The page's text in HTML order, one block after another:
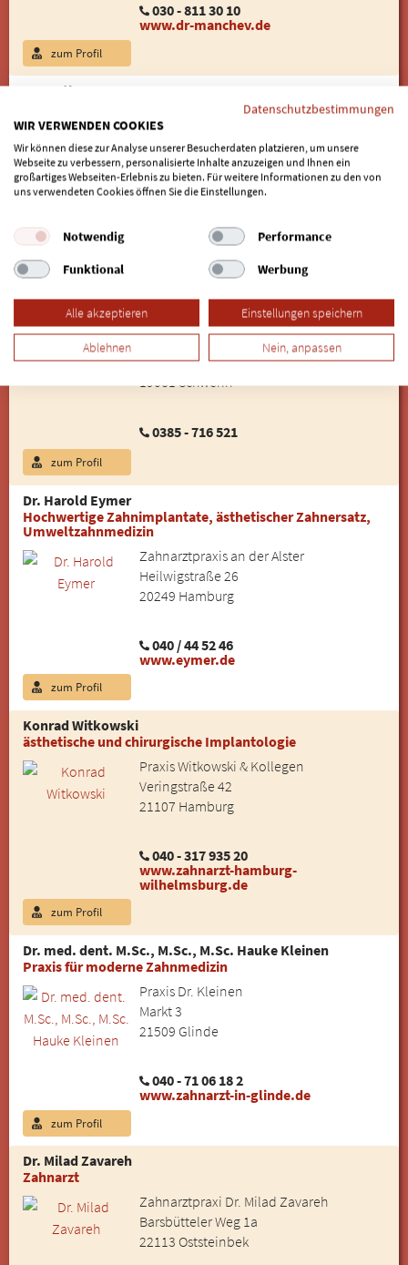
030 - 811 30 10
www.dr-manchev.de
zum Profil
Kenneth Krug
Professionelle Implantologie, CMD-Therapie
Zahnarztpraxis Kenneth Krug
Dorothea-Schneider-Str. 14
14480 Potsdam
www.zahnarzt-potsdam-drewitz.de
zum Profil Online-Termin
Björn Wallstabe
Mund-Kiefer-Gesichtschirurg
SweriMed Praxis für MKG-Chirurgie
Friedrich-Engels-Straße 2a
19061 Schwerin
0385 - 716 521
zum Profil
Dr. Harold Eymer
Hochwertige Zahnimplantate, ästhetischer Zahnersatz,
Umweltzahnmedizin
Zahnarztpraxis an der Alster
Heilwigstraße 26
20249 Hamburg
040 / 44 52 46
www.eymer.de
zum Profil
Konrad Witkowski
ästhetische und chirurgische Implantologie
Praxis Witkowski & Kollegen
Veringstraße 42
21107 Hamburg
040 - 317 935 20
www.zahnarzt-hamburg-
wilhelmsburg.de
zum Profil
Dr. med. dent. M.Sc., M.Sc., M.Sc. Hauke Kleinen
Praxis für moderne Zahnmedizin
Praxis Dr. Kleinen
Markt 3
21509 Glinde
040 - 71 06 18 2
www.zahnarzt-in-glinde.de
zum Profil
Dr. Milad Zavareh
Zahnarzt
Zahnarztpraxi Dr. Milad Zavareh
Barsbütteler Weg 1a
22113 Oststeinbek
Datenschutzbestimmungen
WIR VERWENDEN COOKIES
Wir können diese zur Analyse unserer Besucherdaten platzieren, um unsere
Webseite zu verbessern, personalisierte Inhalte anzuzeigen und Ihnen ein
großartiges Webseiten-Erlebnis zu bieten. Für weitere Informationen zu den von
uns verwendeten Cookies öffnen Sie die Einstellungen.
Notwendig
Performance
Funktional
Werbung
Alle akzeptieren Einstellungen speichern
Ablehnen Nein, anpassen